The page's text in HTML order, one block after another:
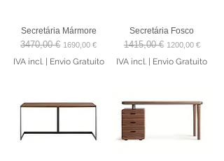
Secretária Mármore
Preço normal
3470,00 € Preço promocional
1690,00 €
IVA incl.| Envio Gratuito
Secretária Fosco
Preço normal
1415,00 € Preço
1200,00 €
IVA incl. Envio Gratuito